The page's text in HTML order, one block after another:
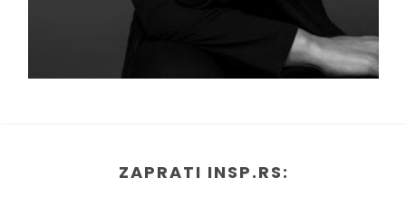
ZAPRATI INSP.RS: